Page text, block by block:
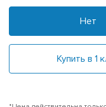
Нет
Купить в 1